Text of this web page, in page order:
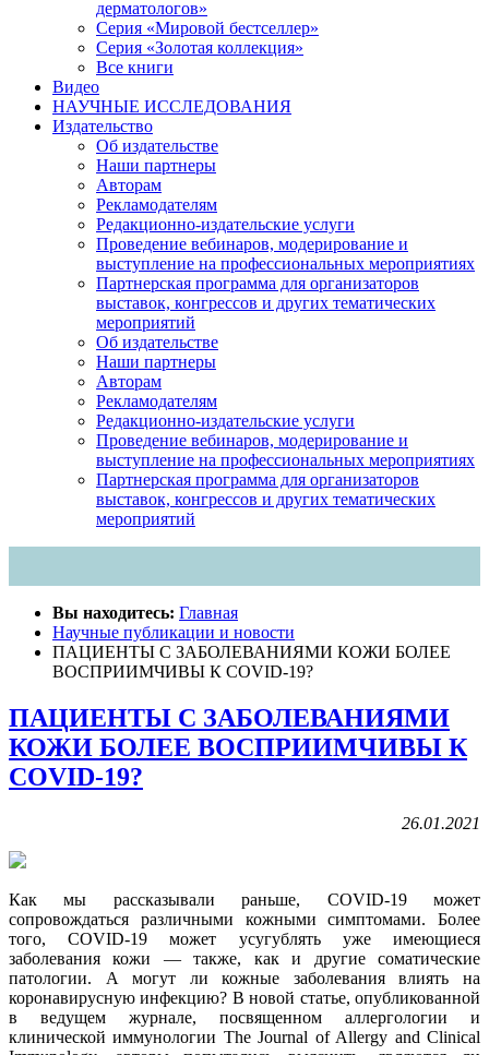
дерматологов»
Серия «Мировой бестселлер»
Серия «Золотая коллекция»
Все книги
Видео
НАУЧНЫЕ ИССЛЕДОВАНИЯ
Издательство
Об издательстве
Наши партнеры
Авторам
Рекламодателям
Редакционно-издательские услуги
Проведение вебинаров, модерирование и
выступление на профессиональных мероприятиях
Партнерская программа для организаторов
выставок, конгрессов и других тематических
мероприятий
Об издательстве
Наши партнеры
Авторам
Рекламодателям
Редакционно-издательские услуги
Проведение вебинаров, модерирование и
выступление на профессиональных мероприятиях
Партнерская программа для организаторов
выставок, конгрессов и других тематических
мероприятий
Вы находитесь: Главная
Научные публикации и новости
ПАЦИЕНТЫ С ЗАБОЛЕВАНИЯМИ КОЖИ БОЛЕЕ
ВОСПРИИМЧИВЫ К COVID-19?
ПАЦИЕНТЫ С ЗАБОЛЕВАНИЯМИ
КОЖИ БОЛЕЕ ВОСПРИИМЧИВЫ К
COVID-19?
26.01.2021
Как мы рассказывали раньше, COVID-19 может
сопровождаться различными кожными симптомами. Более
того, COVID-19 может усугублять уже имеющиеся
заболевания кожи — также, как и другие соматические
патологии. А могут ли кожные заболевания влиять на
коронавирусную инфекцию? В новой статье, опубликованной
в ведущем журнале, посвященном аллергологии и
клинической иммунологии The Journal of Allergy and Clinical